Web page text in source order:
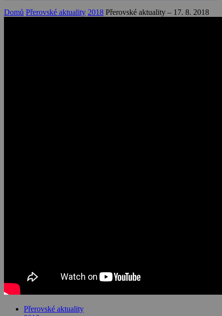
Domů Přerovské aktuality 2018 Přerovské aktuality – 17. 8. 2018
Přerovské aktuality